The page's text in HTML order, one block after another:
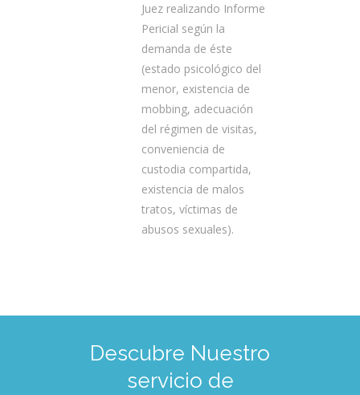
Juez realizando Informe
Pericial según la
demanda de éste
(estado psicológico del
menor, existencia de
mobbing, adecuación
del régimen de visitas,
conveniencia de
custodia compartida,
existencia de malos
tratos, víctimas de
abusos sexuales).
Descubre Nuestro
servicio de